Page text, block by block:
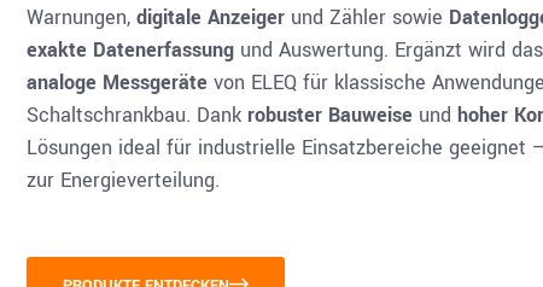
Warnungen, digitale Anzeiger und Zähler sowie
exakte Datenerfassung und Auswertung. Ergänzt wird
analoge Messgeräte von ELEQ für klassische
Schaltschrankbau. Dank robuster Bauweise und hoher
Lösungen ideal für industrielle Einsatzbereiche geeignet
zur Energieverteilung.